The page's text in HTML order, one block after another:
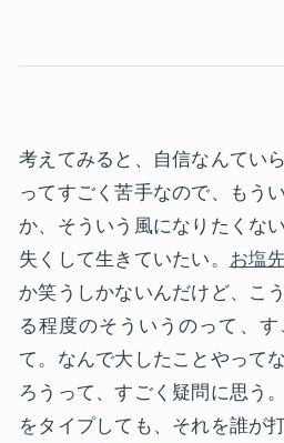
考えてみると、自信なんてい
ってすごく苦手なので、もう
か、そういう風になりたくな
失くして生きていたい。 お塩
か笑うしかないんだけど、こ
る程度のそういうのって、
て。なんで大したことやって
ろうって、すごく疑問に思う
をタイプしても、それを誰が